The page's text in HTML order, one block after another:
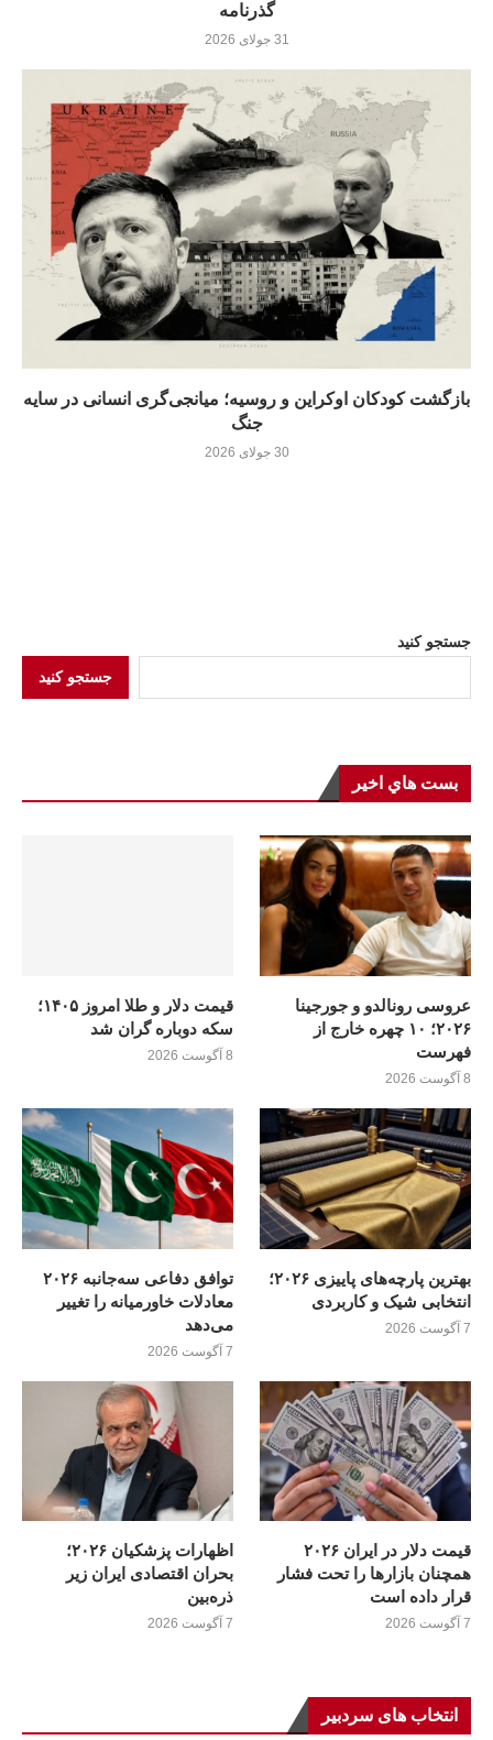
گذرنامه
31 جولای 2026
بازگشت کودکان اوکراین و روسیه؛ میانجی‌گری انسانی در سایه
جنگ
30 جولای 2026
جستجو کنید
جستجو کنید
بست هاي اخير
عروسی رونالدو و جورجینا
۲۰۲۶؛ ۱۰ چهره خارج از
فهرست
8 آگوست 2026
قیمت دلار و طلا امروز ۱۴۰۵؛
سکه دوباره گران شد
8 آگوست 2026
بهترین پارچه‌های پاییزی ۲۰۲۶؛
انتخابی شیک و کاربردی
7 آگوست 2026
توافق دفاعی سه‌جانبه ۲۰۲۶
معادلات خاورمیانه را تغییر
می‌دهد
7 آگوست 2026
قیمت دلار در ایران ۲۰۲۶
همچنان بازارها را تحت فشار
قرار داده است
7 آگوست 2026
اظهارات پزشکیان ۲۰۲۶؛
بحران اقتصادی ایران زیر
ذره‌بین
7 آگوست 2026
انتخاب های سردبیر